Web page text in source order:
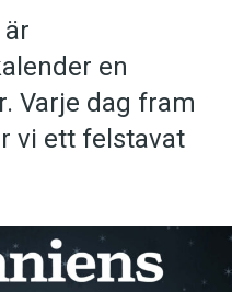
en
Varje dag fram
vi ett felstavat